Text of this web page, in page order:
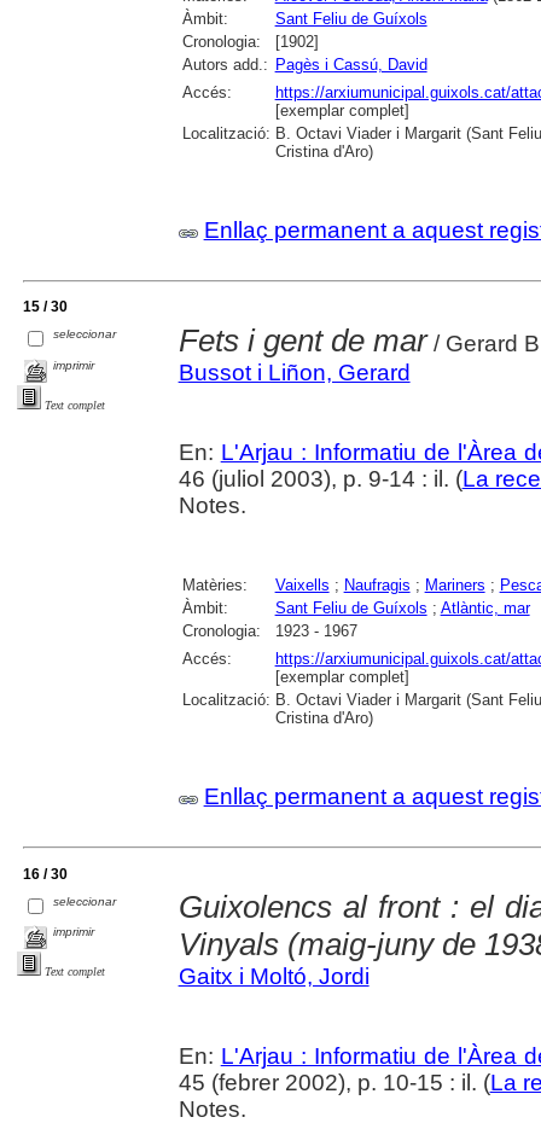
Àmbit:
Sant Feliu de Guíxols
Cronologia:
[1902]
Autors add.: Pagès i Cassú, David
Accés:
https://arxiumunicipal.guixols.cat/
[exemplar complet]
Localització: B. Octavi Viader i Margarit (Sant
Cristina d'Aro)
Enllaç permanent a aquest
15 / 30
seleccionar
imprimir
Text complet
Fets i gent de mar/ Gerard
Bussot i Liñon, Gerard
En: L'Arjau : Informatiu de l'Àrea
46 (juliol 2003), p. 9-14 : il. (La
Notes.
Matèries: Vaixells ; Naufragis ; Mariners ;
Àmbit:
Sant Feliu de Guíxols ; Atlàntic, mar
Cronologia:
1923 - 1967
Accés:
https://arxiumunicipal.guixols.cat/
[exemplar complet]
Localització: B. Octavi Viader i Margarit (Sant
Cristina d'Aro)
Enllaç permanent a aquest
16 / 30
seleccionar
imprimir
Text complet
Guixolencs al front : el
Vinyals (maig-juny de
Gaitx i Moltó, Jordi
En: L'Arjau : Informatiu de l'Àrea
45 (febrer 2002), p. 10-15 : il. (La
Notes.